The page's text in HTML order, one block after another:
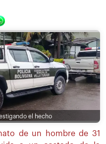
el hecho
de un hombre de 31